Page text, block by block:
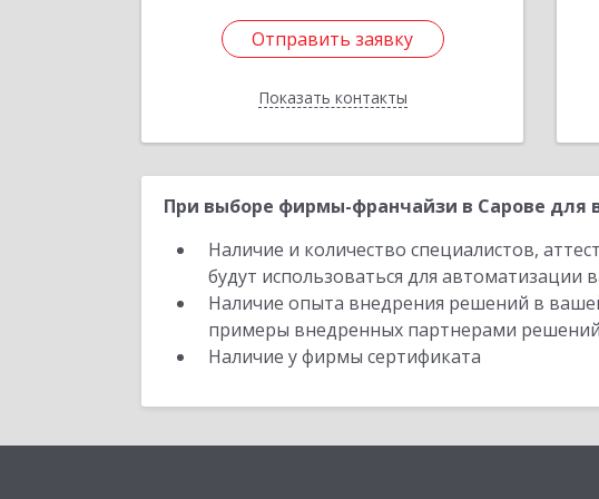
Отправить заявку
Показать контакты
Отправить заявку
Назад
При выборе фирмы-франчайзи в Сарове для
Наличие и количество специалистов,
будут использоваться для автоматизации
Наличие опыта внедрения решений в
примеры внедренных партнерами
Наличие у фирмы сертификата